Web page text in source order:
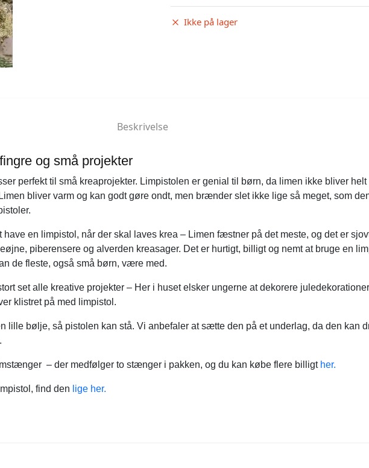
Ikke på lager
Beskrivelse
og små projekter
perfekt til små kreaprojekter. Limpistolen er genial til børn, da limen ikke bliver helt
bliver varm og kan godt gøre ondt, men brænder slet ikke lige så meget, som
en limpistol, når der skal laves krea – Limen fæstner på det meste, og det er
piberensere og alverden kreasager. Det er hurtigt, billigt og nemt at bruge en
de fleste, også små børn, være med.
set alle kreative projekter – Her i huset elsker ungerne at dekorere
klistret på med limpistol.
lille bølje, så pistolen kan stå. Vi anbefaler at sætte den på et underlag, da den kan
– der medfølger to stænger i pakken, og du kan købe flere billigt her.
find den lige her.